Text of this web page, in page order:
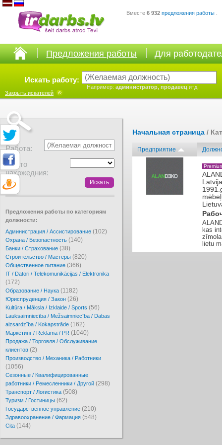
Вместе 6 932 предложения работы
Предложения работы Для
Искать работу:
Например: администратор, продавец итд.
Закрыть искателей
Работа:
Место
нахожедния:
Предложения работы по категориям
должности:
Администрация / Ассистирование (102)
Охрана / Безопастность (140)
Банки / Страхование (38)
Cтроительство / Мастеры (820)
Oбщественное питание (366)
IT / Datori / Telekomunikācijas / Elektronika
(172)
Образование / Наука (1182)
Юриспруденция / Закон (26)
Kultūra / Māksla / Izklaide / Sports (56)
Lauksaimniecība / Mežsaimniecība / Dabas
aizsardzība / Kokapstrāde (162)
Маркетинг / Reklama / PR (1040)
Продажа / Торговля / Обслуживание
клиентов (2)
Производство / Механика / Работники
(1056)
Сезонные / Квалифицированные
работники / Ремесленники / Другой (298)
Транспорт / Логистика (508)
Туризм / Гостиницы (62)
Государственное управление (210)
Здравоохранение / Фармация (548)
Cita (144)
Начальная страница /
Предприятие
kas
lietu